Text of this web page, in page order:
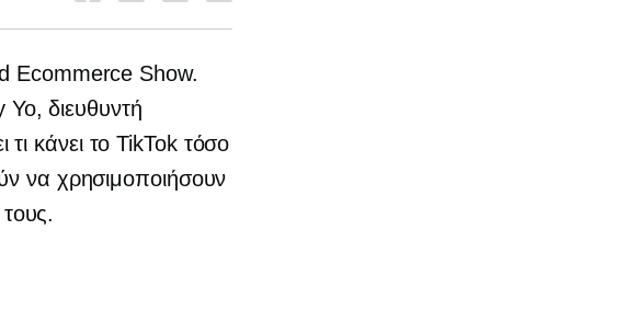
Ecommerce Show.
διευθυντή
κάνει το TikTok τόσο
να χρησιμοποιήσουν